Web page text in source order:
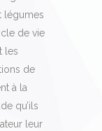
légumes
de vie
les
de
à la
qu’ils
leur